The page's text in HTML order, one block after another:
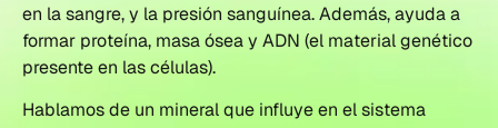
en la sangre, y la presión sanguínea. Además, ayuda a
formar proteína, masa ósea y ADN (el material genético
presente en las células).
Hablamos de un mineral que influye en el sistema